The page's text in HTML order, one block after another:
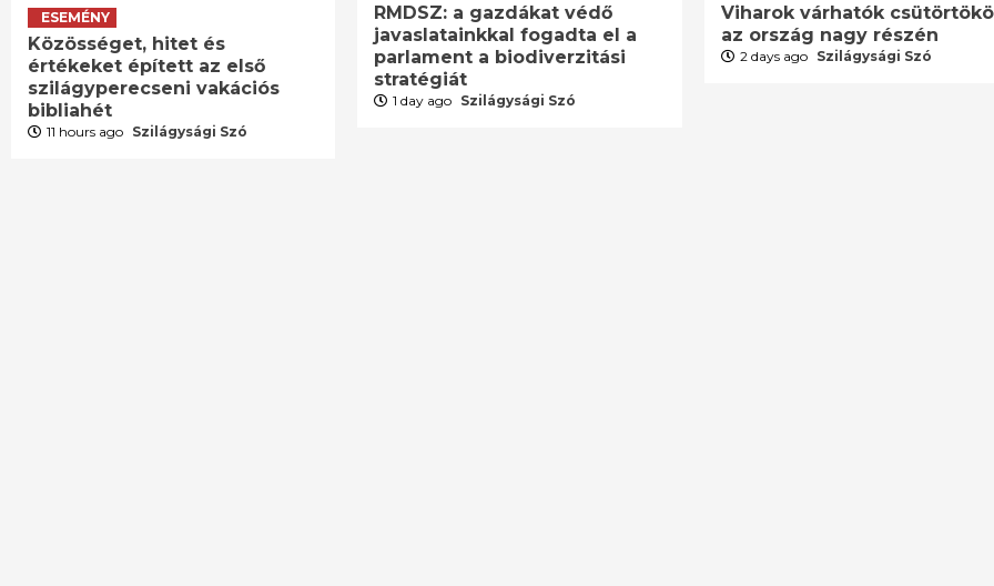
ESEMÉNY
Közösséget, hitet és
értékeket épített az első
szilágyperecseni vakációs
bibliahét
11 hours ago Szilágysági Szó
RMDSZ: a gazdákat védő
javaslatainkkal fogadta el a
parlament a biodiverzitási
stratégiát
1 day ago Szilágysági Szó
Viharok várhatók
az ország nagy részén
2 days ago Szilágysági Szó